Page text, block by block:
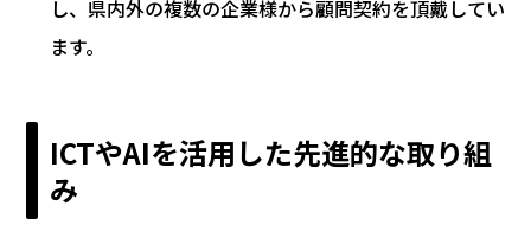
し、県内外の複数の企業様から顧問契約を頂戴してい
ます。
ICTやAIを活用した先進的な取り組
み